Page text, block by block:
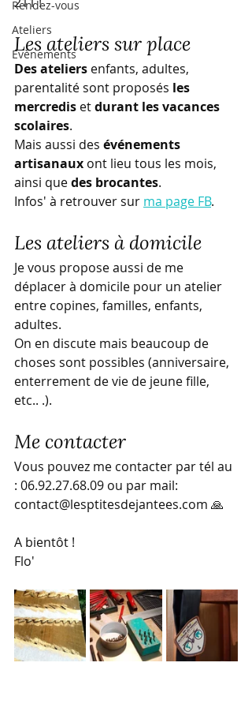
Rendez-vous
Ateliers
Evènements
Les ateliers sur place
Des ateliers enfants, adultes,
parentalité sont proposés les
mercredis et durant les vacances
scolaires.
Mais aussi des événements
artisanaux ont lieu tous les mois,
ainsi que des brocantes.
Infos' à retrouver sur ma page FB.
Les ateliers à domicile
Je vous propose aussi de me
déplacer à domicile pour un atelier
entre copines, familles, enfants,
adultes.
On en discute mais beaucoup de
choses sont possibles (anniversaire,
enterrement de vie de jeune fille,
etc.. .).
Me contacter
Vous pouvez me contacter par tél au
: 06.92.27.68.09 ou par mail:
contact@lesptitesdejantees.com 🙏
A bientôt !
Flo'